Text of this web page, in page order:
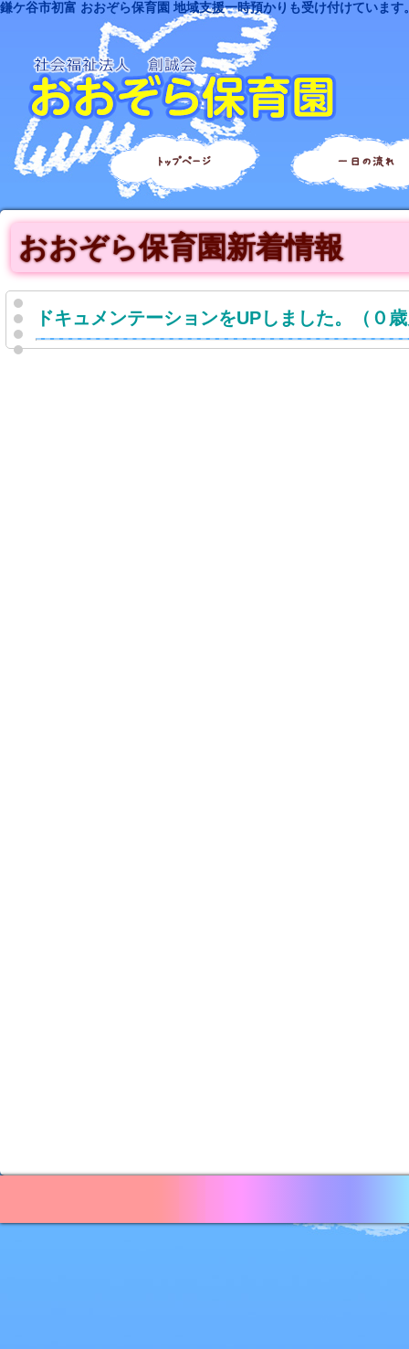
鎌ケ谷市初富 おおぞら保育園 地域支援一時預かりも受け付けています
トップページ 一日の流れ
おおぞら保育園新着情報
ドキュメンテーションをUPしました。（０